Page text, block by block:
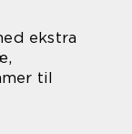
ekstra
til